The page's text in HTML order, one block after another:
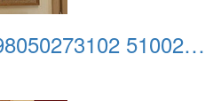
499943250 722798050273102 5100296943443089477 n